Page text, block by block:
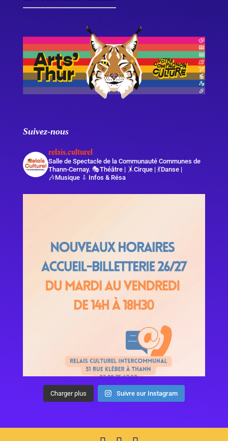
Suivez-nous
relais.culturel
Salle de Spectacle de la Communauté Communes de
Thann-Cernay. 🎭Théâtre | 🤸Cirque | 💃Danse |
🎶Musique⇩ Infos & Résa
Charger plus Suivre sur Instagram